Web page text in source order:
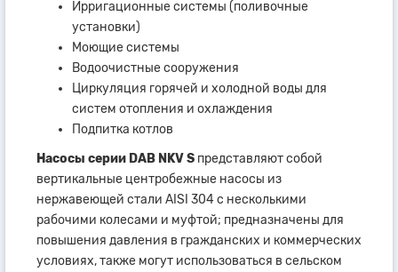
Ирригационные системы (поливочные
установки)
Моющие системы
Водоочистные сооружения
Циркуляция горячей и холодной воды для
систем отопления и охлаждения
Подпитка котлов
Насосы серии DAB NKV S представляют собой
вертикальные центробежные насосы из
нержавеющей стали AISI 304 с несколькими
рабочими колесами и муфтой; предназначены для
повышения давления в гражданских и коммерческих
условиях, также могут использоваться в сельском